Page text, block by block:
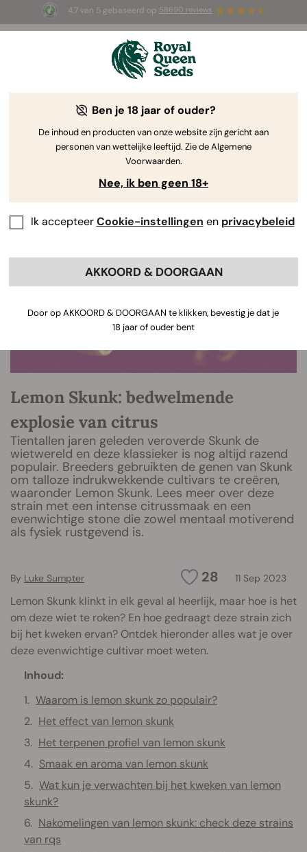
4.7 van 5 gebaseerd op 58690 reviews
3 White Widow Auto zaadjesGRATIS voor de
The RQS Blog
Cannabis Lifestyle Blogs
Lemon Skunk: bedwelmende
explosie van citrus
Tientallen jaren geleden veroverde Skunk de
wietwereld en deze klassieker is nog altijd razend
populair. Breeders gebruikten de genen van Skunk
om talloze indrukwekkende cultivars te creëren,
waaronder Lemon Skunk. Lees meer over deze
strain met een intense citrussmaak en een
evenwichtige stone die zowel mentaal motiverend
als fysiek rustgevend is.
28 11 Sep 2023
By Luke Sumpter
Lemon Skunk klinkt in elk geval al heerlijk, maar hoe is het
om deze wiet te roken? En hoe gedraagt deze strain zich
bij het kweken ervan? Ontdek hieronder alles wat je over
deze evenwichtige cultivar moet weten.
Inhoud:
Waarom is lemon skunk zo populair?
Het effect van lemon skunk
Het terpenen profiel van lemon skunk
Smaak en aroma van lemon skunk
Wat kun je verwachten bij het kweken van lemon
skunk?
Nakomelingen van lemon skunk: check deze strains
van rqs
Ben je 18 jaar of ouder?
De inhoud en producten van onze website zijn gericht aan
personen van wettelijke leeftijd. Zie de Algemene
Voorwaarden.
Nee, ik ben geen 18+
Ik accepteerCookie-instellingen en privacybeleid
AKKOORD & DOORGAAN
Door op AKKOORD & DOORGAAN te klikken, bevestig je dat je
18 jaar of ouder bent